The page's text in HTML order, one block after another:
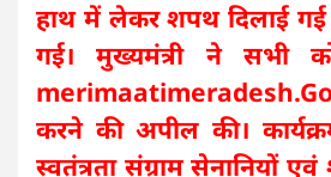
हाथ में लेकर शपथ दिलाई
गई। मुख्यमंत्री ने सभी
करने की अपील की।
स्वतंत्रता संग्राम सेनानियों